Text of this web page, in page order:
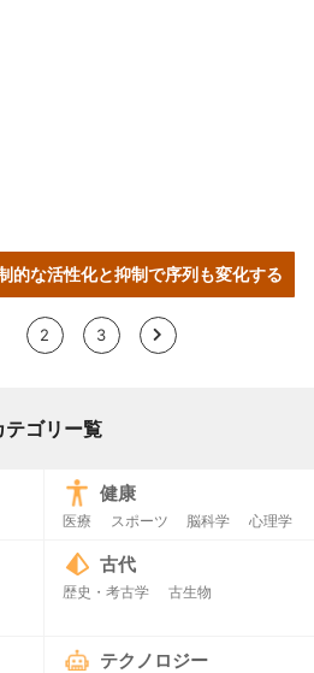
的な活性化と抑制で序列も変化する
2 3 >
テゴリー覧
健康
医療 スポーツ 脳科学 心理学
古代
歴史・考古学 古生物
テクノロジー